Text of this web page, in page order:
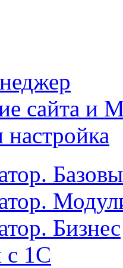
сайта и
настройка
Бизнес
с 1С